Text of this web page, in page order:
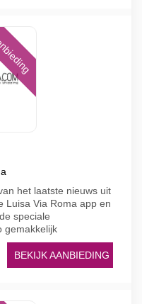
het laatste nieuws uit
Luisa Via Roma app en
speciale
gemakkelijk
BEKIJK AANBIEDING